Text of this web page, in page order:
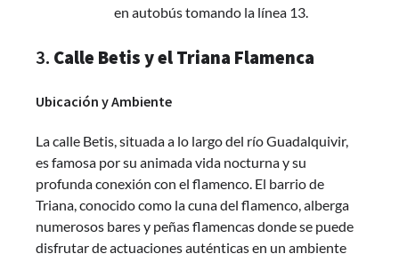
en autobús tomando la línea 13.
3. Calle Betis y el Triana Flamenca
Ubicación y Ambiente
La calle Betis, situada a lo largo del río Guadalquivir,
es famosa por su animada vida nocturna y su
profunda conexión con el flamenco. El barrio de
Triana, conocido como la cuna del flamenco, alberga
numerosos bares y peñas flamencas donde se puede
disfrutar de actuaciones auténticas en un ambiente